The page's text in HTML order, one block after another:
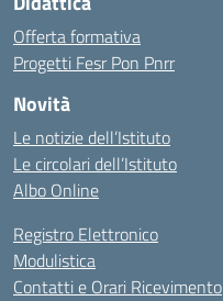
Offerta formativa
Progetti Fesr Pon Pnrr
Novità
Le notizie dell’Istituto
Le circolari dell’Istituto
Albo Online
Registro Elettronico
Modulistica
Contatti e Orari Ricevimento